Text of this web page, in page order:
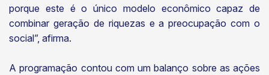
porque este é o único modelo econômico capaz de
combinar geração de riquezas e a preocupação com o
social”, afirma.
A programação contou com um balanço sobre as ações